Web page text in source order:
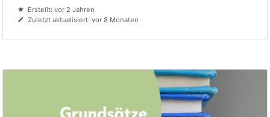
Erstellt: vor 2 Jahren
Zuletzt aktualisiert: vor 8 Monaten